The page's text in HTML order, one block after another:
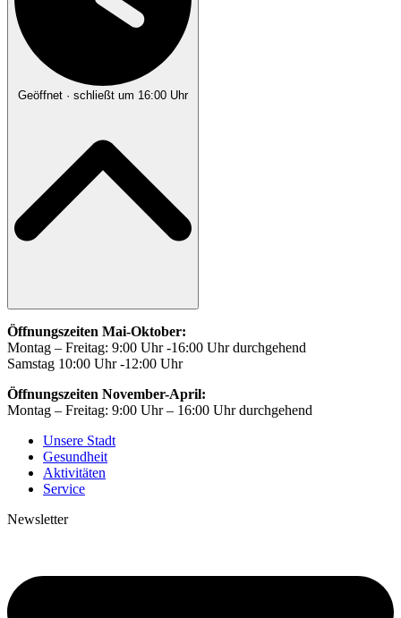
Geöffnet · schließt um 16:00 Uhr
Öffnungszeiten Mai-Oktober:
Montag – Freitag: 9:00 Uhr -16:00 Uhr durchgehend
Samstag 10:00 Uhr -12:00 Uhr
Öffnungszeiten November-April:
Montag – Freitag: 9:00 Uhr – 16:00 Uhr durchgehend
Unsere Stadt
Gesundheit
Aktivitäten
Service
Newsletter